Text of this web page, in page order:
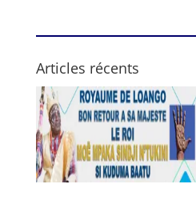
Articles récents